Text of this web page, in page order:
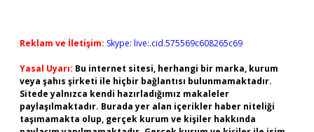
Reklam ve İletişim: Skype: live:.cid.575569c608265c69
Yasal Uyarı: Bu internet sitesi, herhangi bir marka, kurum
veya şahıs şirketi ile hiçbir bağlantısı bulunmamaktadır.
Sitede yalnızca kendi hazırladığımız makaleler
paylaşılmaktadır. Burada yer alan içerikler haber niteliği
taşımamakta olup, gerçek kurum ve kişiler hakkında